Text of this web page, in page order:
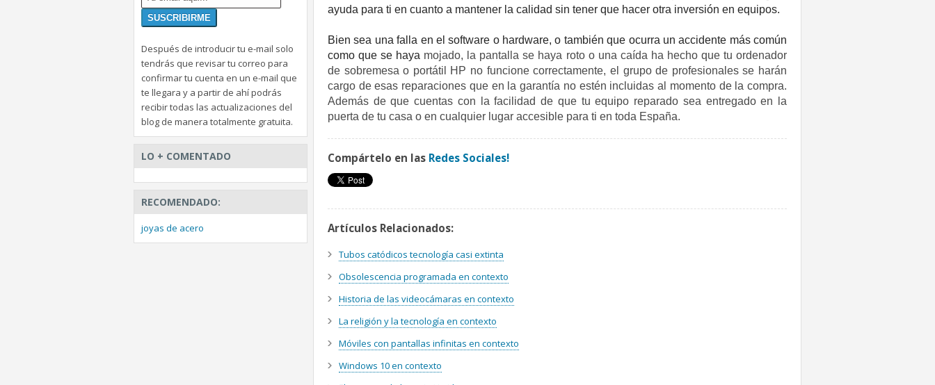
ayuda para ti en cuanto a mantener la calidad sin tener que hacer otra inversión en equipos.
Bien sea una falla en el software o hardware, o también que ocurra un accidente más común
como que se haya mojado, la pantalla se haya roto o una caída ha hecho que tu ordenador
de sobremesa o portátil HP no funcione correctamente, el grupo de profesionales se harán
cargo de esas reparaciones que en la garantía no estén incluidas al momento de la compra.
Además de que cuentas con la facilidad de que tu equipo reparado sea entregado en la
puerta de tu casa o en cualquier lugar accesible para ti en toda España.
Compártelo en las Redes Sociales!
Artículos Relacionados:
Tubos catódicos tecnología casi extinta
Obsolescencia programada en contexto
Historia de las videocámaras en contexto
La religión y la tecnología en contexto
Móviles con pantallas infinitas en contexto
Windows 10 en contexto
Después de introducir tu e-mail solo
tendrás que revisar tu correo para
confirmar tu cuenta en un e-mail que
te llegara y a partir de ahí podrás
recibir todas las actualizaciones del
blog de manera totalmente gratuita.
LO + COMENTADO
RECOMENDADO:
joyas de acero